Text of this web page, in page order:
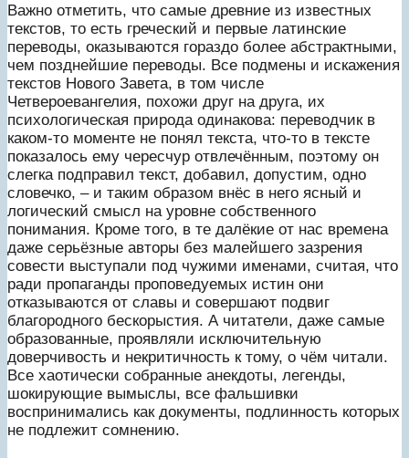
Важно отметить, что самые древние из известных
текстов, то есть греческий и первые латинские
переводы, оказываются гораздо более абстрактными,
чем позднейшие переводы. Все подмены и искажения
текстов Нового Завета, в том числе
Четвероевангелия, похожи друг на друга, их
психологическая природа одинакова: переводчик в
каком-то моменте не понял текста, что-то в тексте
показалось ему чересчур отвлечённым, поэтому он
слегка подправил текст, добавил, допустим, одно
словечко, – и таким образом внёс в него ясный и
логический смысл на уровне собственного
понимания. Кроме того, в те далёкие от нас времена
даже серьёзные авторы без малейшего зазрения
совести выступали под чужими именами, считая, что
ради пропаганды проповедуемых истин они
отказываются от славы и совершают подвиг
благородного бескорыстия. А читатели, даже самые
образованные, проявляли исключительную
доверчивость и некритичность к тому, о чём читали.
Все хаотически собранные анекдоты, легенды,
шокирующие вымыслы, все фальшивки
воспринимались как документы, подлинность которых
не подлежит сомнению.